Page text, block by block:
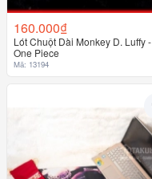
160.000₫
Lót Chuột Dài Monkey D. Luffy -
One Piece
Mã: 13194